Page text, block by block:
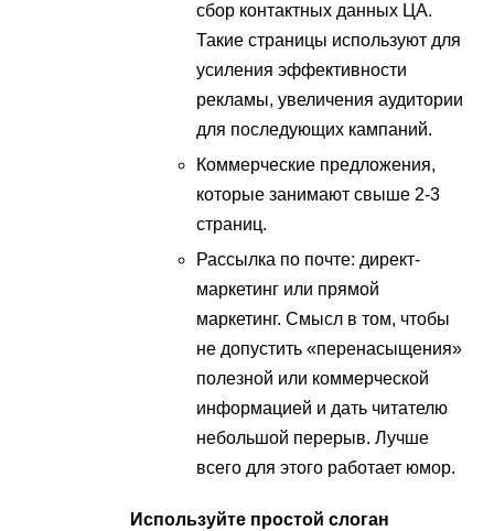
сбор контактных данных ЦА.
Такие страницы используют для
усиления эффективности
рекламы, увеличения аудитории
для последующих кампаний.
Коммерческие предложения,
которые занимают свыше 2-3
страниц.
Рассылка по почте: директ-
маркетинг или прямой
маркетинг. Смысл в том, чтобы
не допустить «перенасыщения»
полезной или коммерческой
информацией и дать читателю
небольшой перерыв. Лучше
всего для этого работает юмор.
Используйте простой слоган